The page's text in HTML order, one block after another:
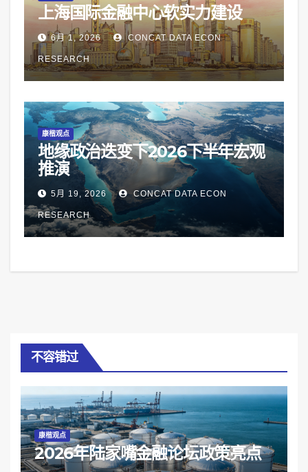
上海国际金融中心软实力建设
6月 1, 2026 CONCAT DATA ECON
RESEARCH
康楷观点
地缘政治迭变下2026下半年宏观
推演
5月 19, 2026 CONCAT DATA ECON
RESEARCH
不容错过
康楷观点
2026年陆家嘴金融论坛政策亮点